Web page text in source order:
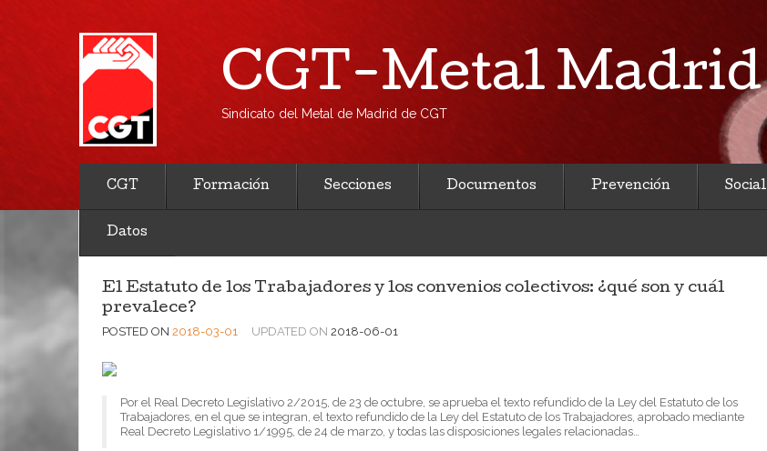
CGT-Metal Madrid
Sindicato del Metal de Madrid de CGT
CGT Formación Secciones Documentos Prevención Social
Datos
El Estatuto de los Trabajadores y los convenios colectivos: ¿qué son y cuál
prevalece?
POSTED ON 2018-03-01 UPDATED ON 2018-06-01
Por el Real Decreto Legislativo 2/2015, de 23 de octubre, se aprueba el texto refundido de la Ley del Estatuto de los
Trabajadores, en el que se integran, el texto refundido de la Ley del Estatuto de los Trabajadores, aprobado mediante
Real Decreto Legislativo 1/1995, de 24 de marzo, y todas las disposiciones legales relacionadas…